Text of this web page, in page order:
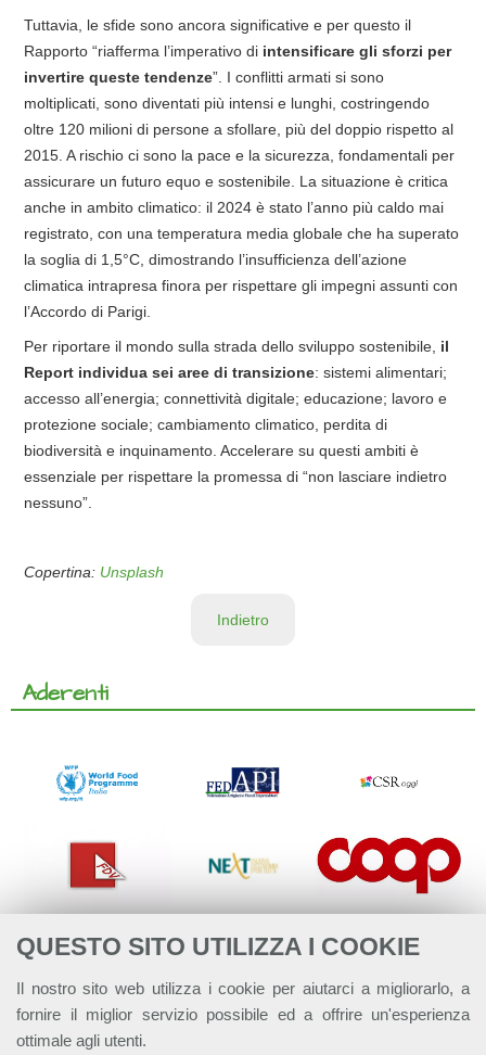
QUESTO SITO UTILIZZA I COOKIE
Il nostro sito web utilizza i cookie per aiutarci a migliorarlo, a
fornire il miglior servizio possibile ed a offrire un'esperienza
ottimale agli utenti.
Tuttavia, le sfide sono ancora significative e per questo il
Rapporto “riafferma l’imperativo di intensificare gli sforzi per
invertire queste tendenze”. I conflitti armati si sono
moltiplicati, sono diventati più intensi e lunghi, costringendo
oltre 120 milioni di persone a sfollare, più del doppio rispetto al
2015. A rischio ci sono la pace e la sicurezza, fondamentali per
assicurare un futuro equo e sostenibile. La situazione è critica
anche in ambito climatico: il 2024 è stato l’anno più caldo mai
registrato, con una temperatura media globale che ha superato
la soglia di 1,5°C, dimostrando l’insufficienza dell’azione
climatica intrapresa finora per rispettare gli impegni assunti con
l’Accordo di Parigi.
Per riportare il mondo sulla strada dello sviluppo sostenibile, il
Report individua sei aree di transizione: sistemi alimentari;
accesso all’energia; connettività digitale; educazione; lavoro e
protezione sociale; cambiamento climatico, perdita di
biodiversità e inquinamento. Accelerare su questi ambiti è
essenziale per rispettare la promessa di “non lasciare indietro
nessuno”.
Copertina: Unsplash
Indietro
Aderenti